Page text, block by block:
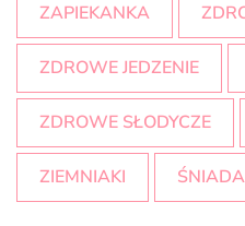
ZAPIEKANKA
ZDROWE JEDZENIE
ZDROWE SŁODYCZE
ZIEMNIAKI